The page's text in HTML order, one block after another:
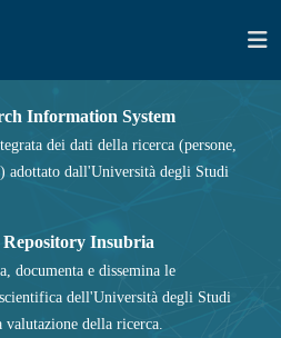
Information System
dei dati della ricerca (persone,
adottato dall'Università degli Studi
Insubria
documenta e dissemina le
dell'Università degli Studi
della ricerca.